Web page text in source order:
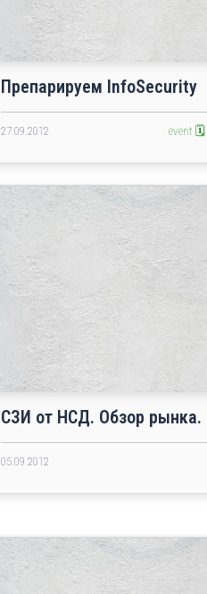
Препарируем InfoSecurity
27.09.2012 event 🗓️
СЗИ от НСД. Обзор рынка.
05.09.2012